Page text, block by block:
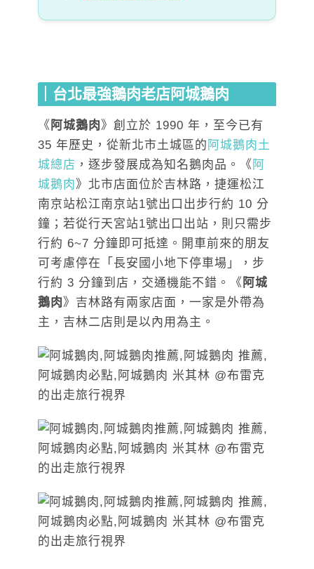
｜台北最強鵝肉老店阿城鵝肉
《 阿城鵝肉》創立於 1990 年，至今已有
35 年歷史，從新北市土城區的 阿城鵝肉土
城總店 ，逐步發展成為知名鵝肉品。《 阿
城鵝肉》北市店面位於吉林路，捷運松江
南京站松江南京站1號出口出步行約 10 分
鐘；若從行天宮站1號出口出站，則只需步
行約 6~7 分鐘即可抵達。開車前來的朋友
可考慮停在「長安國小地下停車場」，步
行約 3 分鐘到店，交通機能不錯。《 阿城
鵝肉》吉林路有兩家店面，一家是外帶為
主，吉林二店則是以內用為主。